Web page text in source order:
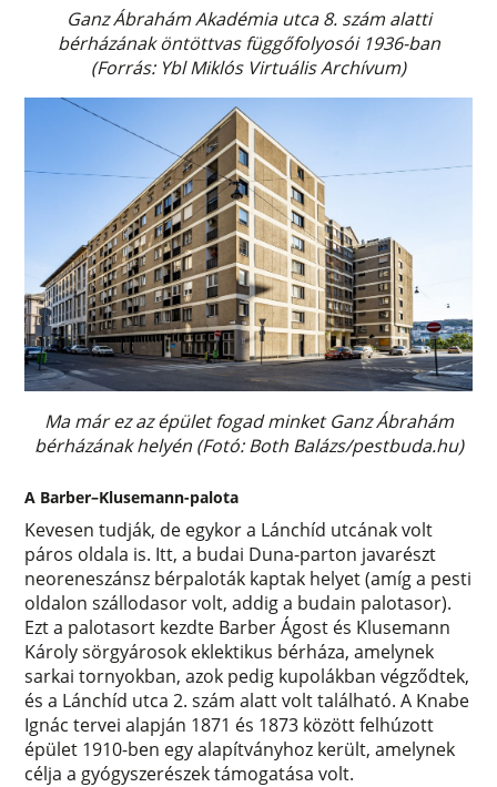
Ganz Ábrahám Akadémia utca 8. szám alatti
bérházának öntöttvas függőfolyosói 1936-ban
(Forrás: Ybl Miklós Virtuális Archívum)
Ma már ez az épület fogad minket Ganz Ábrahám
bérházának helyén (Fotó: Both Balázs/pestbuda.hu)
A Barber–Klusemann-palota
Kevesen tudják, de egykor a Lánchíd utcának volt
páros oldala is. Itt, a budai Duna-parton javarészt
neoreneszánsz bérpaloták kaptak helyet (amíg a pesti
oldalon szállodasor volt, addig a budain palotasor).
Ezt a palotasort kezdte Barber Ágost és Klusemann
Károly sörgyárosok eklektikus bérháza, amelynek
sarkai tornyokban, azok pedig kupolákban végződtek,
és a Lánchíd utca 2. szám alatt volt található. A Knabe
Ignác tervei alapján 1871 és 1873 között felhúzott
épület 1910-ben egy alapítványhoz került, amelynek
célja a gyógyszerészek támogatása volt.